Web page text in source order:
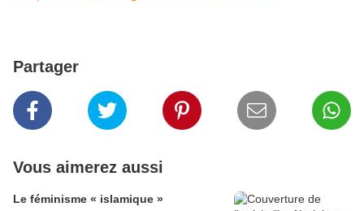
Partager
Vous aimerez aussi
Le féminisme « islamique »